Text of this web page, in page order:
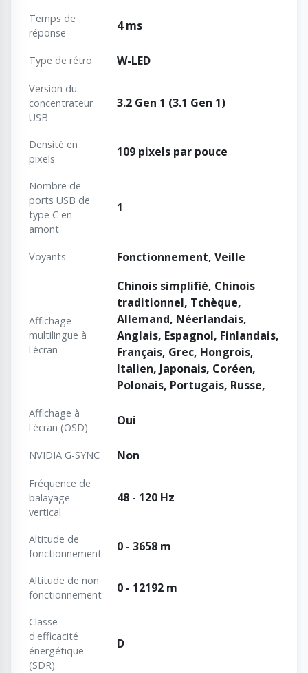
Temps de
réponse
4 ms
Type de rétro W-LED
Version du
concentrateur
USB
3.2 Gen 1 (3.1 Gen 1)
Densité en
pixels
109 pixels par pouce
Nombre de
ports USB de
type C en
amont
1
Voyants Fonctionnement, Veille
Affichage
multilingue à
l'écran
Chinois simplifié, Chinois
traditionnel, Tchèque,
Allemand, Néerlandais,
Anglais, Espagnol, Finlandais,
Français, Grec, Hongrois,
Italien, Japonais, Coréen,
Polonais, Portugais, Russe,
Affichage à
l'écran (OSD)
Oui
NVIDIA G-SYNC Non
Fréquence de
balayage
vertical
48 - 120 Hz
Altitude de
fonctionnement
0 - 3658 m
Altitude de non
fonctionnement
0 - 12192 m
Classe
d'efficacité
énergétique
(SDR)
D